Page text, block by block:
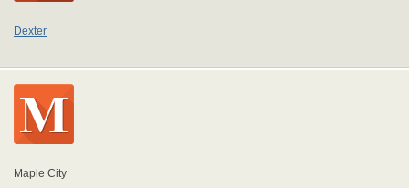
Dexter
Maple City